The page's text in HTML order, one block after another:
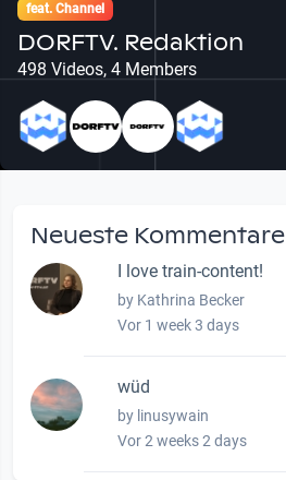
feat. Channel
DORFTV. Redaktion
498 Videos, 4 Members
Neueste Kommentare
I love train-content!
by Kathrina Becker
Vor 1 week 3 days
wüd
by linusywain
Vor 2 weeks 2 days